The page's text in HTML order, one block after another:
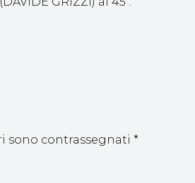
sono contrassegnati *